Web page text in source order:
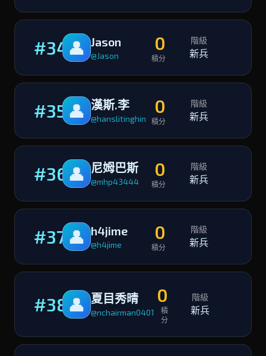
#34 👤 Jason
@Jason
0
積分
階級
新兵
#35 👤 漢斯.李
@hanslitinghin
0
積分
階級
新兵
#36 👤 尼姆巴斯
@mhp43444
0
積分
階級
新兵
#37 👤 h4jime
@h4jime
0
積分
階級
新兵
#38 👤 夏目秀晴
@nchairman0401
0
積
分
階級
新兵